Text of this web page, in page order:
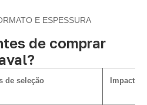
E ESPESSURA
de comprar
de seleção Impacto